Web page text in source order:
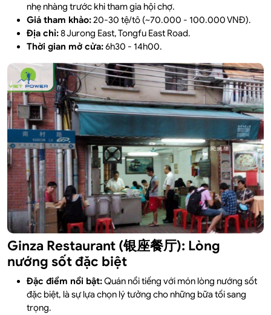
nhẹ nhàng trước khi tham gia hội chợ.
Giá tham khảo:20-30 tệ/tô (~70.000 - 100.000 VNĐ).
Địa chỉ:8 Jurong East, Tongfu East Road.
Thời gian mở cửa:6h30 - 14h00.
Ginza Restaurant (银座餐厅): Lòng
nướng sốt đặc biệt
Đặc điểm nổi bật:Quán nổi tiếng với món lòng nướng sốt
đặc biệt, là sự lựa chọn lý tưởng cho những bữa tối sang
trọng.